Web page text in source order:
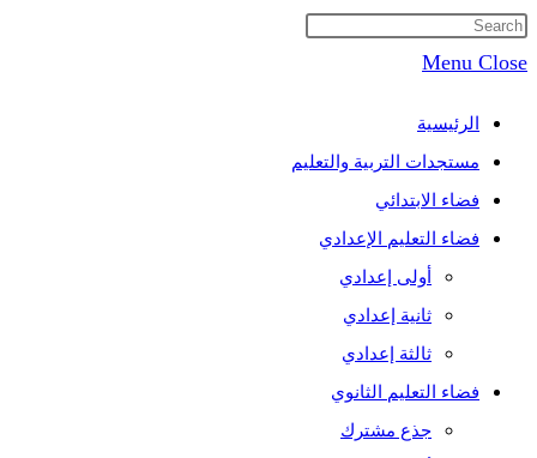
search
Menu Close
الرئيسية
مستجدات التربية والتعليم
فضاء الابتدائي
فضاء التعليم الإعدادي
أولى إعدادي
ثانية إعدادي
ثالثة إعدادي
فضاء التعليم الثانوي
جذع مشترك